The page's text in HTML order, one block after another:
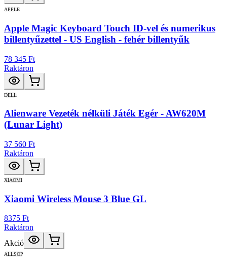
APPLE
Apple Magic Keyboard Touch ID-vel és numerikus
billentyűzettel - US English - fehér billentyűk
78 345 Ft
Raktáron
DELL
Alienware Vezeték nélküli Játék Egér - AW620M
(Lunar Light)
37 560 Ft
Raktáron
XIAOMI
Xiaomi Wireless Mouse 3 Blue GL
8375 Ft
Raktáron
Akció
ALLSOP